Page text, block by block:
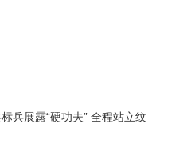
兵展露“硬功夫” 全程站立纹